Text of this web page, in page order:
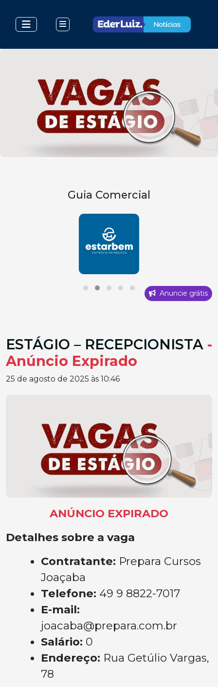
Guia Comercial
Anuncie grátis
ESTÁGIO – RECEPCIONISTA -
Anúncio Expirado
25 de agosto de 2025 às 10:46
ANÚNCIO EXPIRADO
Detalhes sobre a vaga
Contratante: Prepara Cursos
Joaçaba
Telefone: 49 9 8822-7017
E-mail:
joacaba@prepara.com.br
Salário: 0
Endereço: Rua Getúlio Vargas,
78